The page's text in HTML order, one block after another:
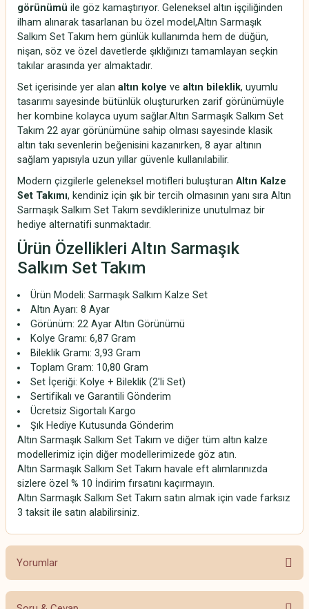
görünümü ile göz kamaştırıyor. Geleneksel altın işçiliğinden
ilham alınarak tasarlanan bu özel model,Altın Sarmaşık
Salkım Set Takım hem günlük kullanımda hem de düğün,
nişan, söz ve özel davetlerde şıklığınızı tamamlayan seçkin
takılar arasında yer almaktadır.
Set içerisinde yer alan altın kolye ve altın bileklik, uyumlu
tasarımı sayesinde bütünlük oluştururken zarif görünümüyle
her kombine kolayca uyum sağlar.Altın Sarmaşık Salkım Set
Takım 22 ayar görünümüne sahip olması sayesinde klasik
altın takı sevenlerin beğenisini kazanırken, 8 ayar altının
sağlam yapısıyla uzun yıllar güvenle kullanılabilir.
Modern çizgilerle geleneksel motifleri buluşturan Altın Kalze
Set Takımı, kendiniz için şık bir tercih olmasının yanı sıra Altın
Sarmaşık Salkım Set Takım sevdiklerinize unutulmaz bir
hediye alternatifi sunmaktadır.
Ürün Özellikleri Altın Sarmaşık
Salkım Set Takım
Ürün Modeli: Sarmaşık Salkım Kalze Set
Altın Ayarı: 8 Ayar
Görünüm: 22 Ayar Altın Görünümü
Kolye Gramı: 6,87 Gram
Bileklik Gramı: 3,93 Gram
Toplam Gram: 10,80 Gram
Set İçeriği: Kolye + Bileklik (2'li Set)
Sertifikalı ve Garantili Gönderim
Ücretsiz Sigortalı Kargo
Şık Hediye Kutusunda Gönderim
Altın Sarmaşık Salkım Set Takım ve diğer tüm altın kalze
modellerimiz için diğer modellerimizede göz atın.
Altın Sarmaşık Salkım Set Takım havale eft alımlarınızda
sizlere özel % 10 İndirim fırsatını kaçırmayın.
Altın Sarmaşık Salkım Set Takım satın almak için vade farksız
3 taksit ile satın alabilirsiniz.
Yorumlar